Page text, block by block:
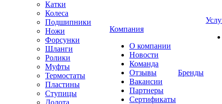
Катки
Колеса
Подшипники
Ножи
Форсунки
Шланги
Ролики
Муфты
Термостаты
Пластины
Ступицы
Долота
Компания
О компании
Новости
Команда
Отзывы
Вакансии
Партнеры
Сертификаты
Бренды